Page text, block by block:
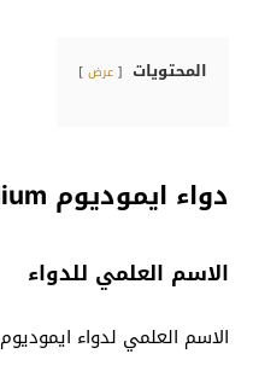
المحتويات عرض
دواء ايموديوم imodium
الاسم العلمي للدواء
الاسم العلمي لدواء ايموديوم imodium هو لوبراميد.